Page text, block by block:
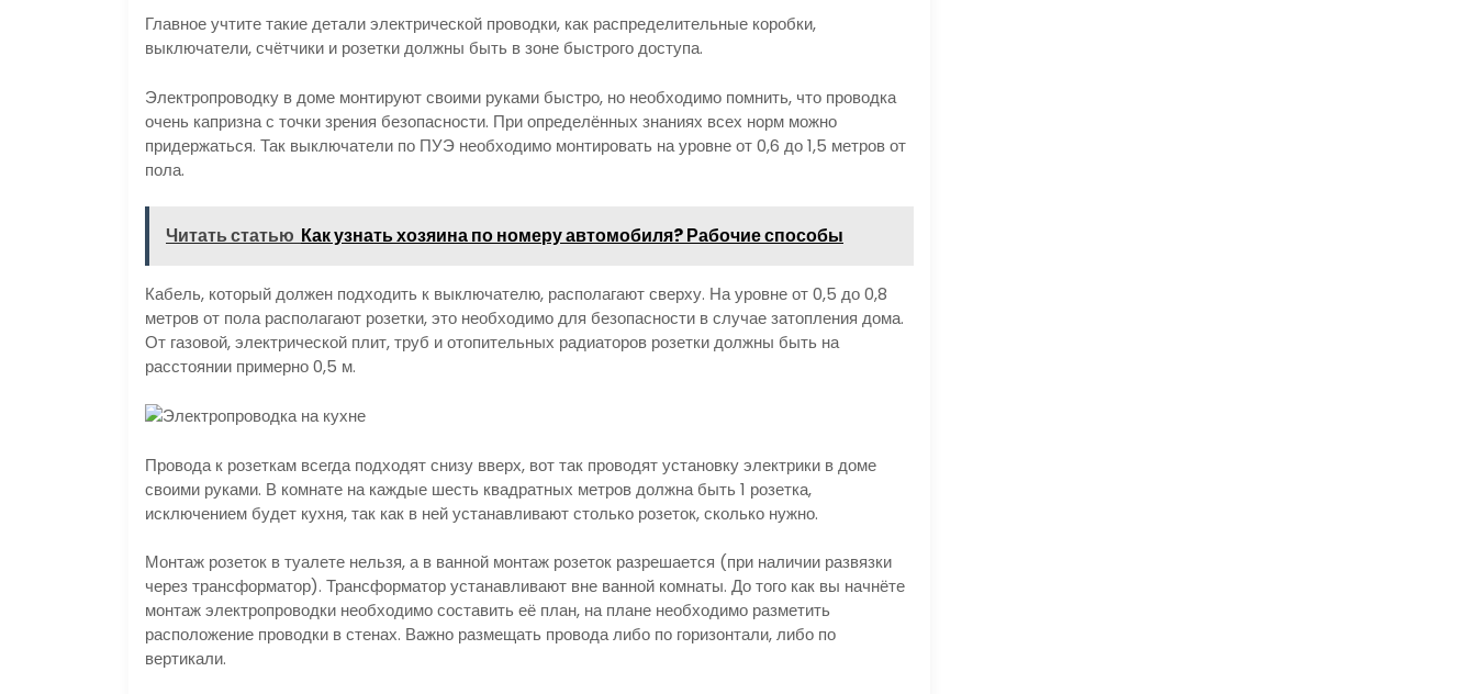
Главное учтите такие детали электрической проводки, как распределительные коробки,
выключатели, счётчики и розетки должны быть в зоне быстрого доступа.
Электропроводку в доме монтируют своими руками быстро, но необходимо помнить, что проводка
очень капризна с точки зрения безопасности. При определённых знаниях всех норм можно
придержаться. Так выключатели по ПУЭ необходимо монтировать на уровне от 0,6 до 1,5 метров от
пола.
Читать статью Как узнать хозяина по номеру автомобиля? Рабочие способы
Кабель, который должен подходить к выключателю, располагают сверху. На уровне от 0,5 до 0,8
метров от пола располагают розетки, это необходимо для безопасности в случае затопления дома.
От газовой, электрической плит, труб и отопительных радиаторов розетки должны быть на
расстоянии примерно 0,5 м.
Провода к розеткам всегда подходят снизу вверх, вот так проводят установку электрики в доме
своими руками. В комнате на каждые шесть квадратных метров должна быть 1 розетка,
исключением будет кухня, так как в ней устанавливают столько розеток, сколько нужно.
Монтаж розеток в туалете нельзя, а в ванной монтаж розеток разрешается (при наличии развязки
через трансформатор). Трансформатор устанавливают вне ванной комнаты. До того как вы начнёте
монтаж электропроводки необходимо составить её план, на плане необходимо разметить
расположение проводки в стенах. Важно размещать провода либо по горизонтали, либо по
вертикали.